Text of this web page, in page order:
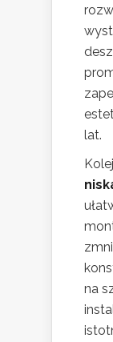
lat.
na